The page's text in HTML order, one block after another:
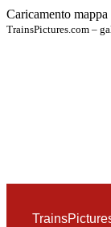
Caricamento
TrainsPictures.com –